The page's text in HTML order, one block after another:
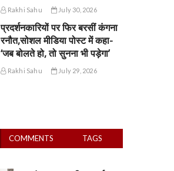
Rakhi Sahu July 30, 2026
प्रदर्शनकारियों पर फिर बरसीं कंगना
रनौत,सोशल मीडिया पोस्ट में कहा-
‘जब बोलते हो, तो सुनना भी पड़ेगा’
Rakhi Sahu July 29, 2026
COMMENTS TAGS